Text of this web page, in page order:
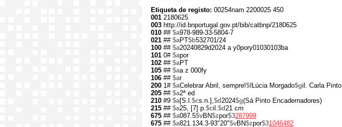
Etiqueta de registo: 00254nam 2200025 450
001 2180625
003 http://id.bnportugal.gov.pt/bib/catbnp/2180625
010 ## $a978-989-33-5804-7
021 ## $aPT$b532701/24
100 ## $a20240829d2024 a y0pory01030103ba
101 0# $apor
102 ## $aPT
105 ## $aa z 000fy
106 ## $ar
200 1# $aCelebrar Abril, sempre!$fLúcia Morgado$gil. Carla Pinto
205 ## $a2ª ed
210 #9 $a[S.l.$cs.n.],$d2024$g(Sá Pinto Encadernadores)
215 ## $a25, [7] p.$cil.$d21 cm
675 ## $a087.5$vBN$zpor$3287999
675 ## $a821.134.3-93"20"$vBN$zpor$31046482